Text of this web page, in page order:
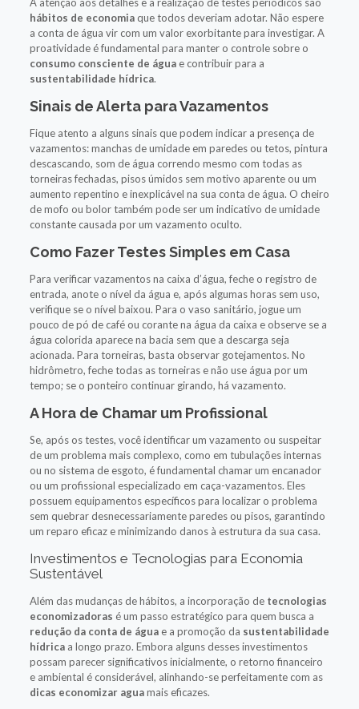
hábitos de economiaque todos deveriam adotar. Não espere
a conta de água vir com um valor exorbitante para investigar. A
proatividade é fundamental para manter o controle sobre o
consumo consciente de águae contribuir para a
sustentabilidade hídrica.
Sinais de Alerta para Vazamentos
Fique atento a alguns sinais que podem indicar a presença de
vazamentos: manchas de umidade em paredes ou tetos, pintura
descascando, som de água correndo mesmo com todas as
torneiras fechadas, pisos úmidos sem motivo aparente ou um
aumento repentino e inexplicável na sua conta de água. O cheiro
de mofo ou bolor também pode ser um indicativo de umidade
constante causada por um vazamento oculto.
Como Fazer Testes Simples em Casa
Para verificar vazamentos na caixa d’água, feche o registro de
entrada, anote o nível da água e, após algumas horas sem uso,
verifique se o nível baixou. Para o vaso sanitário, jogue um
pouco de pó de café ou corante na água da caixa e observe se a
água colorida aparece na bacia sem que a descarga seja
acionada. Para torneiras, basta observar gotejamentos. No
hidrômetro, feche todas as torneiras e não use água por um
tempo; se o ponteiro continuar girando, há vazamento.
A Hora de Chamar um Profissional
Se, após os testes, você identificar um vazamento ou suspeitar
de um problema mais complexo, como em tubulações internas
ou no sistema de esgoto, é fundamental chamar um encanador
ou um profissional especializado em caça-vazamentos. Eles
possuem equipamentos específicos para localizar o problema
sem quebrar desnecessariamente paredes ou pisos, garantindo
um reparo eficaz e minimizando danos à estrutura da sua casa.
Investimentos e Tecnologias para Economia
Sustentável
Além das mudanças de hábitos, a incorporação de tecnologias
economizadoras é um passo estratégico para quem busca a
redução da conta de águae a promoção da sustentabilidade
hídricaa longo prazo. Embora alguns desses investimentos
possam parecer significativos inicialmente, o retorno financeiro
e ambiental é considerável, alinhando-se perfeitamente com as
dicas economizar aguamais eficazes.